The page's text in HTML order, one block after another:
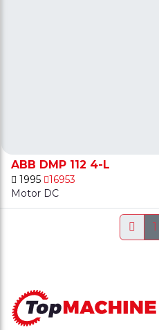
ABB DMP 112 4-L
1995
16953
Motor DC
1